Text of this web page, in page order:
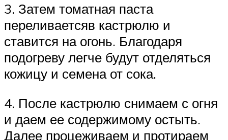
3. Затем томатная паста
переливаетсяв кастрюлю и
ставится на огонь. Благодаря
подогреву легче будут отделяться
кожицу и семена от сока.
4. После кастрюлю снимаем с огня
и даем ее содержимому остыть.
Далее процеживаем и протираем